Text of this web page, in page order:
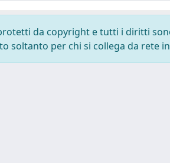
da copyright e tutti i diritti
soltanto per chi si collega da rete